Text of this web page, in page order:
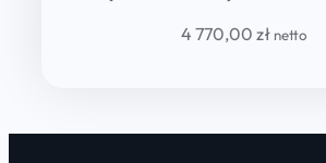
4 770,00 zł netto